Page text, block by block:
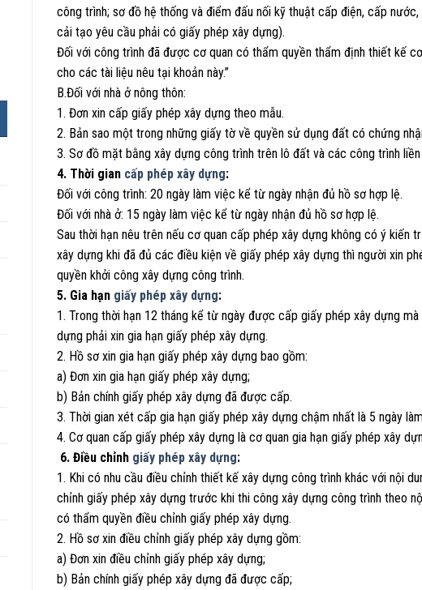
công trình; sơ đồ hệ thống và điểm đấu nối kỹ thuật cấp điện, cấp
cải tạo yêu cầu phải có giấy phép xây dựng).
Đối với công trình đã được cơ quan có thẩm quyền thẩm định thiết kế
cho các tài liệu nêu tại khoản này.”
B.Đối với nhà ở nông thôn:
1. Đơn xin cấp giấy phép xây dựng theo mẫu.
2. Bản sao một trong những giấy tờ về quyền sử dụng đất có chứng
3. Sơ đồ mặt bằng xây dựng công trình trên lô đất và các công trình
4. Thời gian cấp phép xây dựng:
Đối với công trình: 20 ngày làm việc kể từ ngày nhận đủ hồ sơ hợp lệ.
Đối với nhà ở: 15 ngày làm việc kể từ ngày nhận đủ hồ sơ hợp lệ.
Sau thời hạn nêu trên nếu cơ quan cấp phép xây dựng không có ý
xây dựng khi đã đủ các điều kiện về giấy phép xây dựng thì người xin
quyền khởi công xây dựng công trình.
5. Gia hạn giấy phép xây dựng:
1. Trong thời hạn 12 tháng kể từ ngày được cấp giấy phép xây dựng
dựng phải xin gia hạn giấy phép xây dựng.
2. Hồ sơ xin gia hạn giấy phép xây dựng bao gồm:
a) Đơn xin gia hạn giấy phép xây dựng;
b) Bản chính giấy phép xây dựng đã được cấp.
3. Thời gian xét cấp gia hạn giấy phép xây dựng chậm nhất là 5 ngày
4. Cơ quan cấp giấy phép xây dựng là cơ quan gia hạn giấy phép xây
6. Điều chỉnh giấy phép xây dựng:
1. Khi có nhu cầu điều chỉnh thiết kế xây dựng công trình khác với nội
chỉnh giấy phép xây dựng trước khi thi công xây dựng công trình theo
có thẩm quyền điều chỉnh giấy phép xây dựng.
2. Hồ sơ xin điều chỉnh giấy phép xây dựng gồm:
a) Đơn xin điều chỉnh giấy phép xây dựng;
b) Bản chính giấy phép xây dựng đã được cấp;